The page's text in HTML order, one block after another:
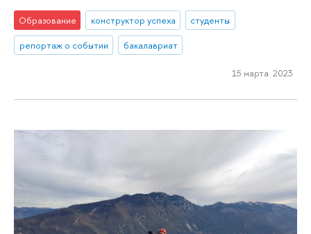
Образование конструктор успеха
студенты
репортаж о событии
бакалавриат
15 марта 2023